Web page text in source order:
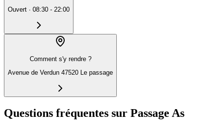
Ouvert · 08:30 - 22:00
Comment s'y rendre ?
Avenue de Verdun 47520 Le passage
Questions fréquentes sur Passage As